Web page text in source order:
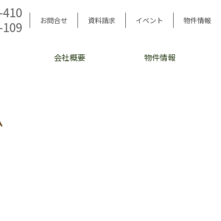
お問合せ 資料請求 イベント 物件情報
会社概要 物件情報